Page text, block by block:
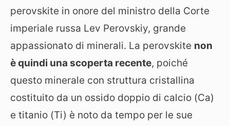
perovskite in onore del ministro della Corte
imperiale russa Lev Perovskiy, grande
appassionato di minerali. La perovskite non
è quindi una scoperta recente, poiché
questo minerale con struttura cristallina
costituito da un ossido doppio di calcio (Ca)
e titanio (Ti) è noto da tempo per le sue